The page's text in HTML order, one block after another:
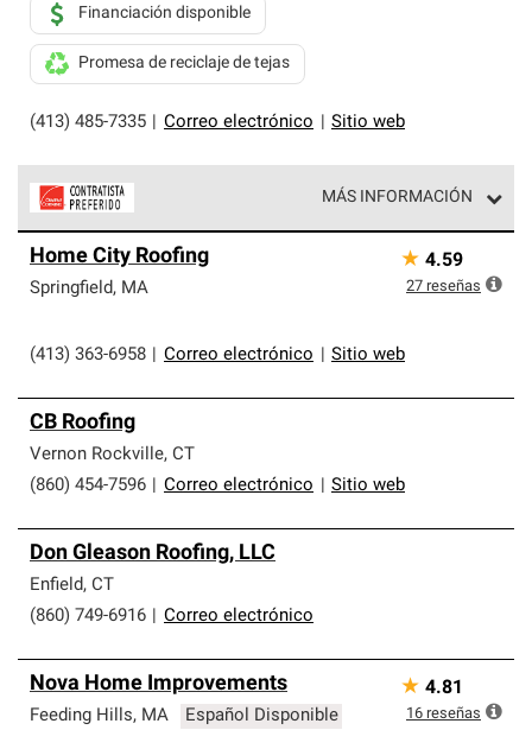
(413) 485-7335 Correo electrónico Sitio web
Financiación disponible
Promesa de reciclaje de tejas
MÁS INFORMACIÓN
parte de una red exclusiva de profesionales de techos
que cumplen con altos estándares y requisitos estrictos
Home City Roofing
Springfield, MA
(413) 363-6958 Correo electrónico Sitio web
★ 4.59
27 reseñas
CB Roofing
Vernon Rockville, CT
(860) 454-7596
Correo electrónico Sitio web
Don Gleason Roofing, LLC
Enfield, CT
(860) 749-6916
Correo electrónico
Nova Home Improvements
Feeding Hills, MA Español Disponible
★ 4.81
16 reseñas